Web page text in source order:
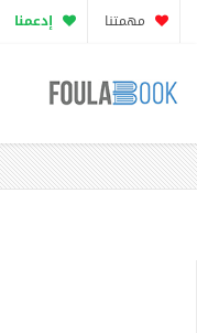
مهمتنا إدعمنا